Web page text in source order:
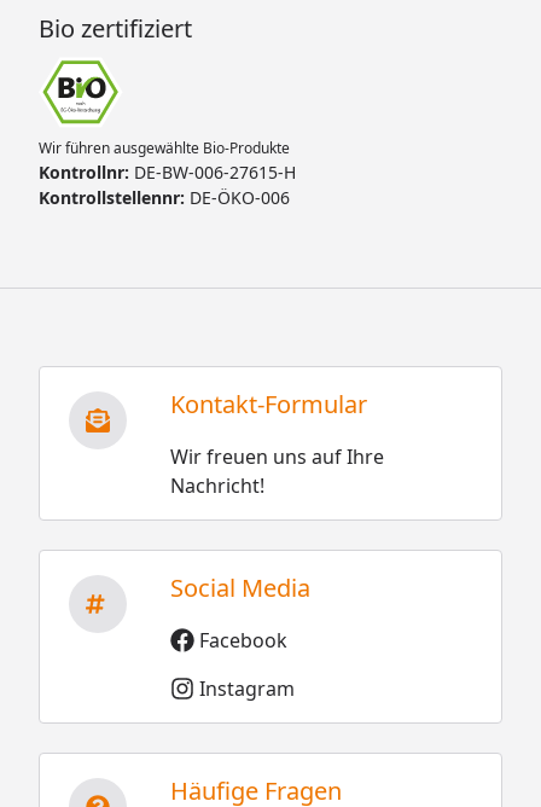
Bio zertifiziert
Wir führen ausgewählte Bio-Produkte
Kontrollnr: DE-BW-006-27615-H
Kontrollstellennr: DE-ÖKO-006
Kontakt-Formular
Wir freuen uns auf Ihre
Nachricht!
Social Media
Facebook
Instagram
Häufige Fragen